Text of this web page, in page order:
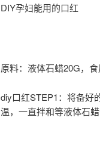
DIY孕妇能用的口红
原料：液体石蜡20G，
diy口红STEP1：将备好
温，一直拌和等液体石